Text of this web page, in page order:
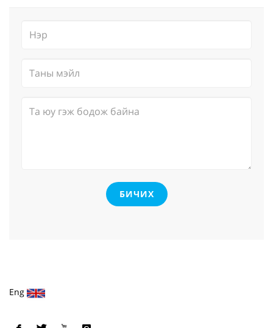
БИЧИХ
Eng